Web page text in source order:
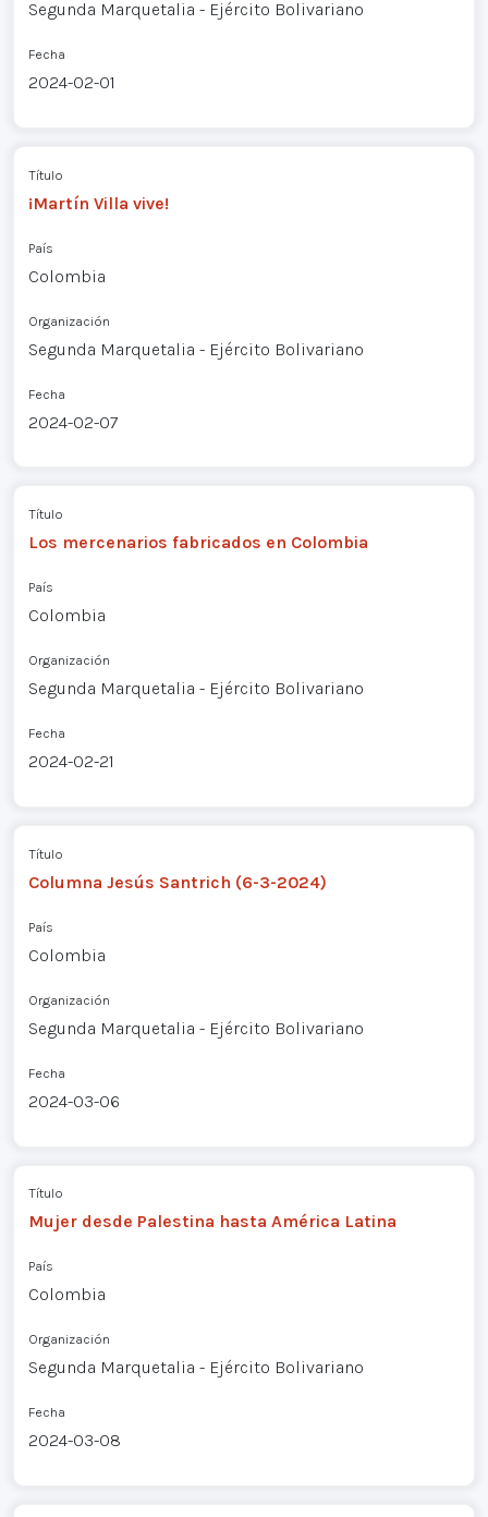
Segunda Marquetalia - Ejército Bolivariano
Fecha
2024-02-01
Título
¡Martín Villa vive!
País
Colombia
Organización
Segunda Marquetalia - Ejército Bolivariano
Fecha
2024-02-07
Título
Los mercenarios fabricados en Colombia
País
Colombia
Organización
Segunda Marquetalia - Ejército Bolivariano
Fecha
2024-02-21
Título
Columna Jesús Santrich (6-3-2024)
País
Colombia
Organización
Segunda Marquetalia - Ejército Bolivariano
Fecha
2024-03-06
Título
Mujer desde Palestina hasta América Latina
País
Colombia
Organización
Segunda Marquetalia - Ejército Bolivariano
Fecha
2024-03-08